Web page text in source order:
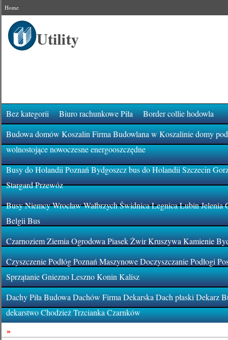
Home
Bez kategorii Biuro rachunkowe Piła
Border collie hodowla
Budowa domów Koszalin Firma Budowlana w Koszalinie domy
wolnostojące nowoczesne energooszczędne
Busy do Holandii Poznań Bydgoszcz bus do Holandii Szczecin
Stargard Przewóz
Busy Niemcy Wrocław Wałbrzych Świdnica Legnica Lubin
Belgii Bus
Czarnoziem Ziemia Ogrodowa Piasek Żwir Kruszywa Kamienie
Czyszczenie Podłóg Poznań Maszynowe Doczyszczanie Podłogi
Sprzątanie Gniezno Leszno Konin Kalisz
Dachy Piła Budowa Dachów Firma Dekarska Dach płaski Dekarz
dekarstwo Chodzież Trzcianka Czarnków
»